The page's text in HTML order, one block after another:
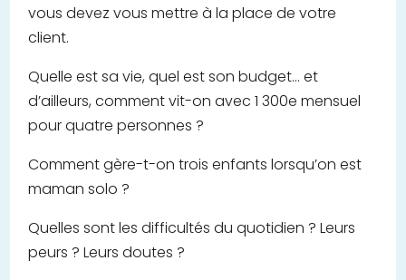
vous devez vous mettre à la place de votre
client.
Quelle est sa vie, quel est son budget… et
d’ailleurs, comment vit-on avec 1 300e mensuel
pour quatre personnes ?
Comment gère-t-on trois enfants lorsqu’on est
maman solo ?
Quelles sont les difficultés du quotidien ? Leurs
peurs ? Leurs doutes ?